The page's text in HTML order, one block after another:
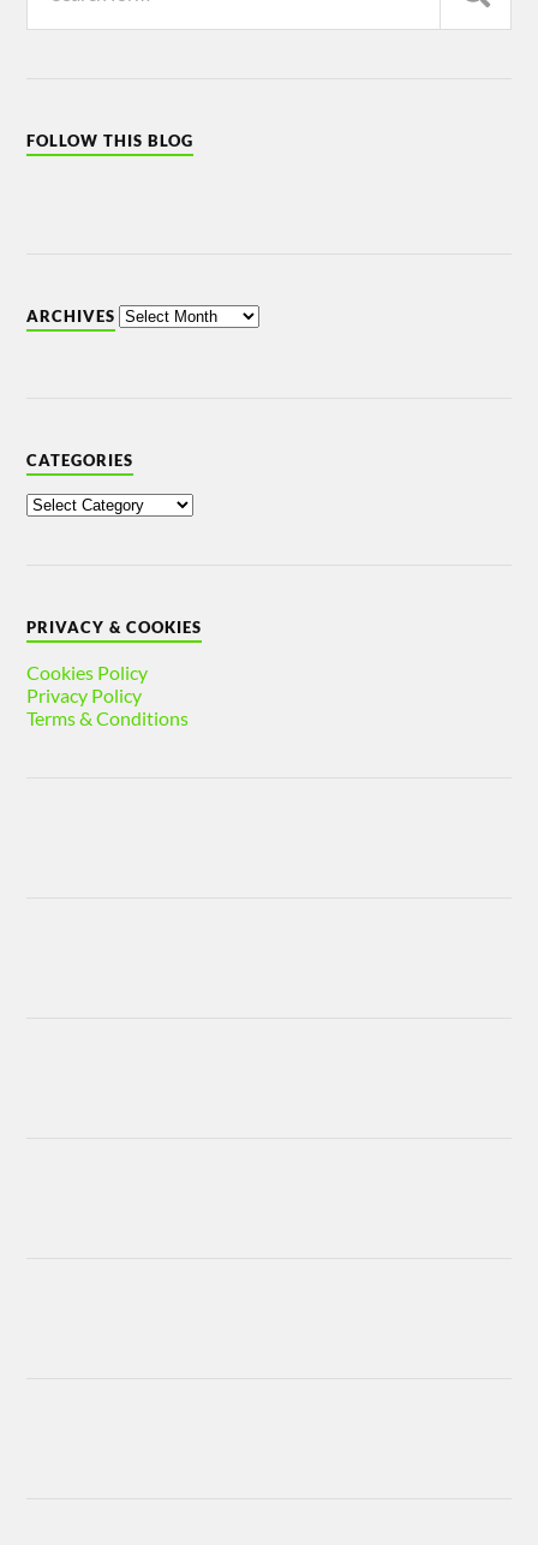
FOLLOW THIS BLOG
ARCHIVES
CATEGORIES
PRIVACY & COOKIES
Cookies Policy
Privacy Policy
Terms & Conditions